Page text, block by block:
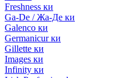
Freshness ки
Ga-De / Жа-Де ки
Galenco ки
Germanicur ки
Gillette ки
Images ки
Infinity ки